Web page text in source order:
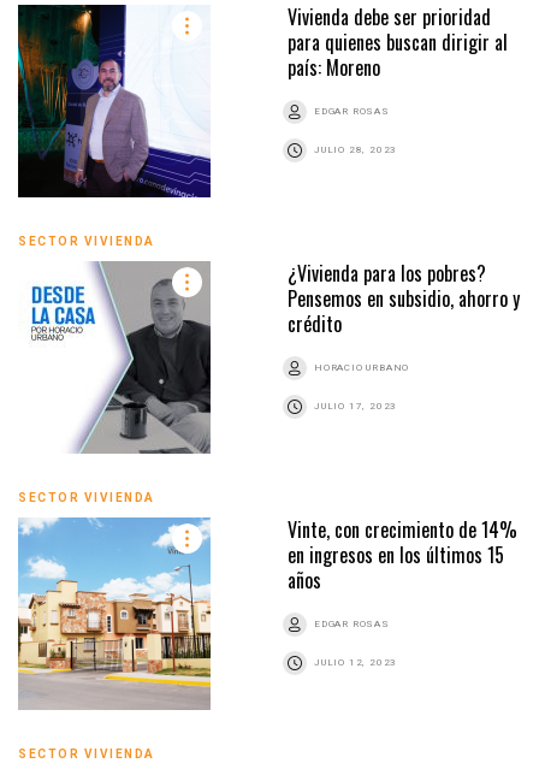
Vivienda debe ser prioridad
para quienes buscan dirigir al
país: Moreno
EDGAR ROSAS
JULIO 28, 2023
SECTOR VIVIENDA
¿Vivienda para los pobres?
Pensemos en subsidio, ahorro y
crédito
HORACIO URBANO
JULIO 17, 2023
SECTOR VIVIENDA
Vinte, con crecimiento de 14%
en ingresos en los últimos 15
años
EDGAR ROSAS
JULIO 12, 2023
SECTOR VIVIENDA